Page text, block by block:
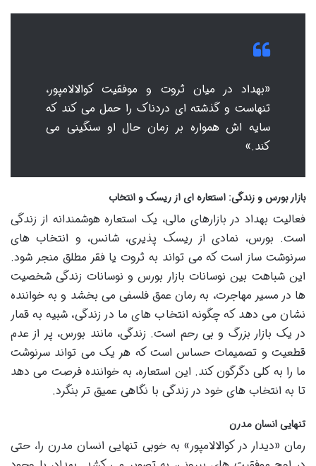
«بهداد در میان ثروت و موفقیت کوالالامپور،
تنهاست و گذشته ای دردناک را حمل می کند که
سایه اش همواره بر زمان حال او سنگینی می
کند.»
بازار بورس و زندگی: استعاره ای از ریسک و انتخاب
فعالیت بهداد در بازارهای مالی، یک استعاره هوشمندانه از زندگی
است. بورس، نمادی از ریسک پذیری، شانس، و انتخاب های
سرنوشت ساز است که می تواند به ثروت یا فقر مطلق منجر شود.
این شباهت بین نوسانات بازار بورس و نوسانات زندگی شخصیت
ها در مسیر مهاجرت، به رمان عمق فلسفی می بخشد و به خواننده
نشان می دهد که چگونه انتخاب های ما در زندگی، شبیه به قمار
در یک بازار بزرگ و بی رحم است. زندگی، مانند بورس، پر از عدم
قطعیت و تصمیمات حساس است که هر یک می تواند سرنوشت
ما را به کلی دگرگون کند. این استعاره، به خواننده فرصت می دهد
تا به انتخاب های خود در زندگی با نگاهی عمیق تر بنگرد.
تنهایی انسان مدرن
رمان «دیدار در کوالالامپور» به خوبی تنهایی انسان مدرن را، حتی